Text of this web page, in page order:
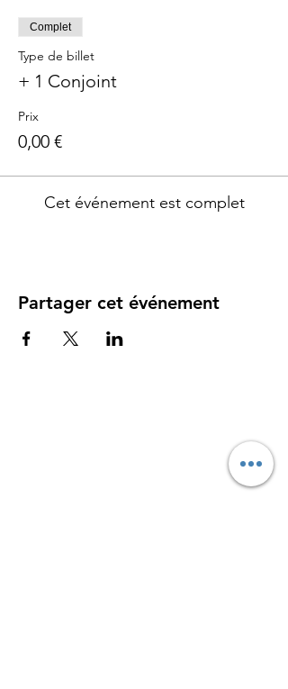
Complet
Type de billet
+ 1 Conjoint
Prix
0,00 €
Cet événement est complet
Partager cet événement